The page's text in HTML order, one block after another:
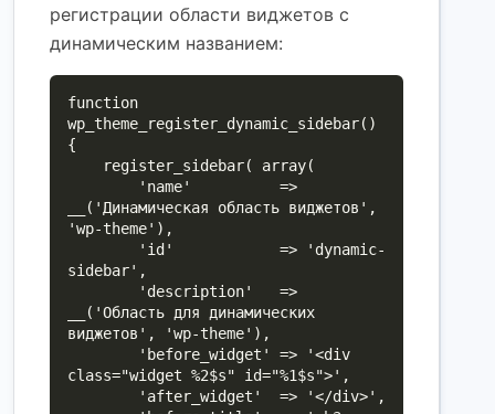
регистрации области виджетов с
динамическим названием:
function
wp_theme_register_dynamic_sidebar()
{
__('Динамическая область виджетов',
'wp-theme'),
sidebar',
__('Область для динамических
виджетов', 'wp-theme'),
class="widget %2$s" id="%1$s">',